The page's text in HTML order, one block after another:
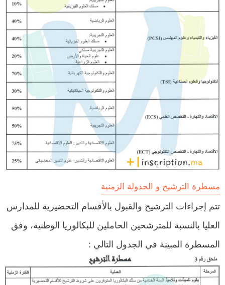
مسطرة الترشيح و الجدولة الزمنية
تتم إجراءات الترشيح والقبول بالأقسام التحضيرية للمدارس
العليا بالنسبة للمترشحين الحاملين للبكالوريا الوطنية، وفق
المسطرة المبينة في الجدول التالي :